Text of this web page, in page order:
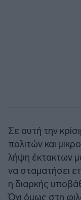
Σε αυτή την
πολιτών και
λήψη έκτακτων
να σταματήσει
η διαρκής
Όχι όμως στη